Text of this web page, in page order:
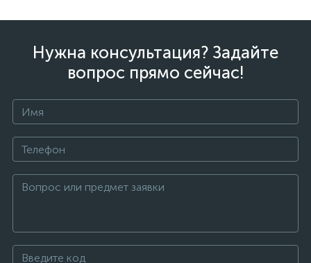
Нужна консультация? Задайте
вопрос прямо сейчас!